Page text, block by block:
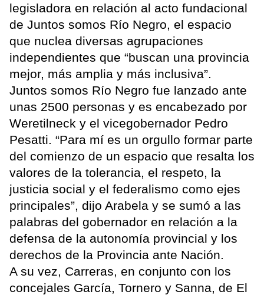
legisladora en relación al acto fundacional
de Juntos somos Río Negro, el espacio
que nuclea diversas agrupaciones
independientes que “buscan una provincia
mejor, más amplia y más inclusiva”.
Juntos somos Río Negro fue lanzado ante
unas 2500 personas y es encabezado por
Weretilneck y el vicegobernador Pedro
Pesatti. “Para mí es un orgullo formar parte
del comienzo de un espacio que resalta los
valores de la tolerancia, el respeto, la
justicia social y el federalismo como ejes
principales”, dijo Arabela y se sumó a las
palabras del gobernador en relación a la
defensa de la autonomía provincial y los
derechos de la Provincia ante Nación.
A su vez, Carreras, en conjunto con los
concejales García, Tornero y Sanna, de El